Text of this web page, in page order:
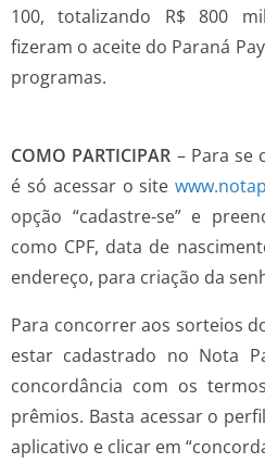
100, totalizando R$ 800
fizeram o aceite do Paraná
programas.
COMO PARTICIPAR – Para se
é só acessar o site
opção “cadastre-se” e
como CPF, data de
endereço, para criação da
Para concorrer aos sorteios
estar cadastrado no Nota
concordância com os
prêmios. Basta acessar o
aplicativo e clicar em